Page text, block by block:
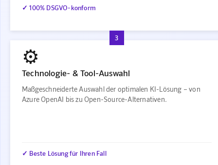
✓ 100% DSGVO-konform
3
⚙️
Technologie- & Tool-Auswahl
Maßgeschneiderte Auswahl der optimalen KI-Lösung – von
Azure OpenAI bis zu Open-Source-Alternativen.
✓ Beste Lösung für Ihren Fall